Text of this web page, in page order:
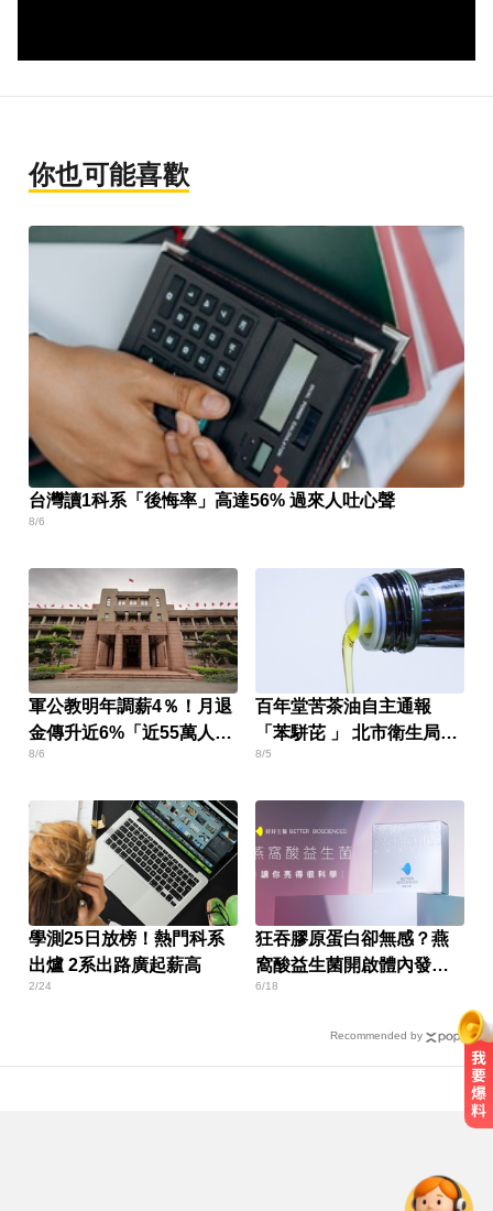
你也可能喜歡
台灣讀1科系「後悔率」高達56% 過來人吐心聲
8/6
軍公教明年調薪4％！月退
金傳升近6%「近55萬人受
惠」
8/6
百年堂苦茶油自主通報
「苯駢芘 」 北市衛生局火
速下架
8/5
學測25日放榜！熱門科系
出爐 2系出路廣起薪高
2/24
狂吞膠原蛋白卻無感？燕
窩酸益生菌開啟體內發光
燈泡
6/18
Recommended by